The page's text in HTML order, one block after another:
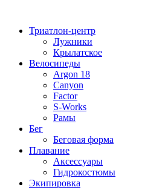
содержимому
Триатлон-центр
Лужники
Крылатское
Велосипеды
Argon 18
Canyon
Factor
S-Works
Рамы
Бег
Беговая форма
Плавание
Аксессуары
Гидрокостюмы
Экипировка